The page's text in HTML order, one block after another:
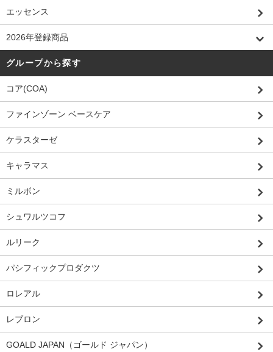
エッセンス
2026年登録商品
グループから探す
コア(COA)
ファインゾーン ベースケア
ケラスターゼ
キャラマス
ミルボン
シュワルツコフ
ルリーク
パシフィックプロダクツ
ロレアル
レブロン
GOALD JAPAN（ゴールド ジャパン）